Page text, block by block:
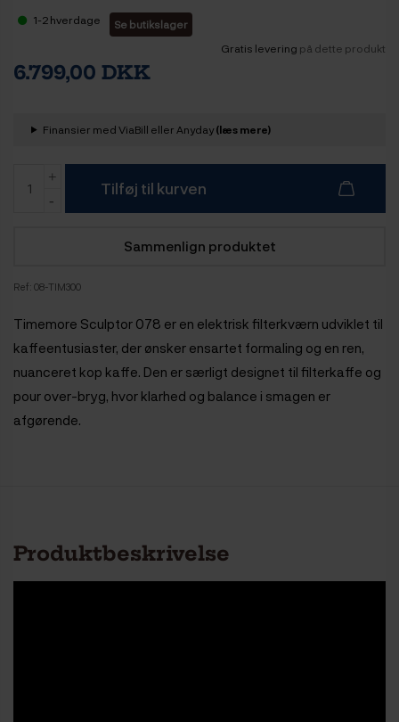
1-2 hverdage
Se butikslager
Gratis levering på dette produkt
6.799,00 DKK
Finansier med ViaBill eller Anyday(læs mere)
Tilføj til kurven
Sammenlign produktet
Ref: 08-TIM300
Timemore Sculptor 078 er en elektrisk filterkværn udviklet til
kaffeentusiaster, der ønsker ensartet formaling og en ren,
nuanceret kop kaffe. Den er særligt designet til filterkaffe og
pour over-bryg, hvor klarhed og balance i smagen er
afgørende.
Produktbeskrivelse